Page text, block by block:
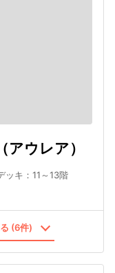
ウレア）
キ：11～13階
(6件)